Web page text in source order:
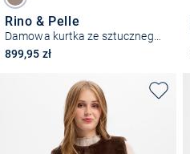
Rino & Pelle
899,95 zł